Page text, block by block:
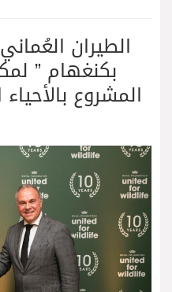
الطيران
بكنغهام ”
المشروع